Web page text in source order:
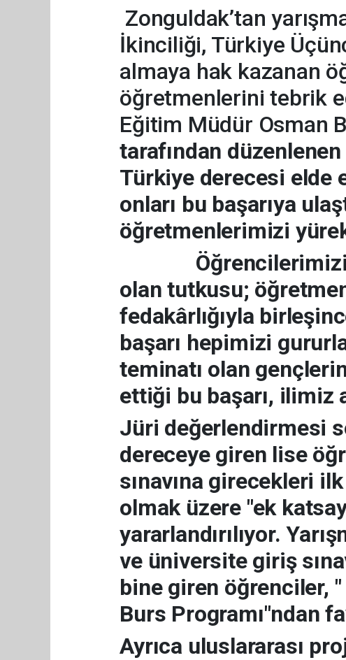
Zonguldak’tan
İkinciliği, Türkiye
almaya hak kazanan
öğretmenlerini tebrik
Eğitim Müdür Osman
tarafından
Türkiye derecesi elde
onları bu başarıya
öğretmenlerimizi
Öğrencilerimizin
olan tutkusu;
fedakârlığıyla
başarı hepimizi
teminatı olan
ettiği bu başarı, ilimiz
Jüri değerlendirmesi
dereceye giren lise
sınavına girecekleri
olmak üzere "ek
yararlandırılıyor.
ve üniversite giriş
bine giren öğrenciler, "
Burs Programı"ndan
Ayrıca uluslararası